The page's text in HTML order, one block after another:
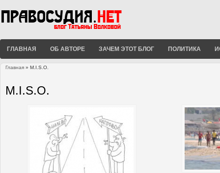
ГЛАВНАЯ ОБ АВТОРЕ ЗАЧЕМ ЭТОТ БЛОГ ПОЛИТИКА
Главная » M.I.S.O.
M.I.S.O.